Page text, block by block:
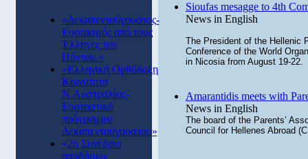
«Δεκαπενταύγουστος-
Εορτασμός από τους
Έλληνες του
Πόντου.»
«Ελληνική Ορθόδοξη
Κοινότητα
Ν.Αυστραλίας-
Εορταστικό
πρόγραμμα
Δεκαπενταύγουστου»
«2ο Συνέδριο
αποδήμων
Sioufas mesagge to 4th
News in English
The President of the Hellenic
Conference of the World
in Nicosia from August 19-22.
Amarantidis meets with
News in English
The board of the Parents’
Council for Hellenes Abroad